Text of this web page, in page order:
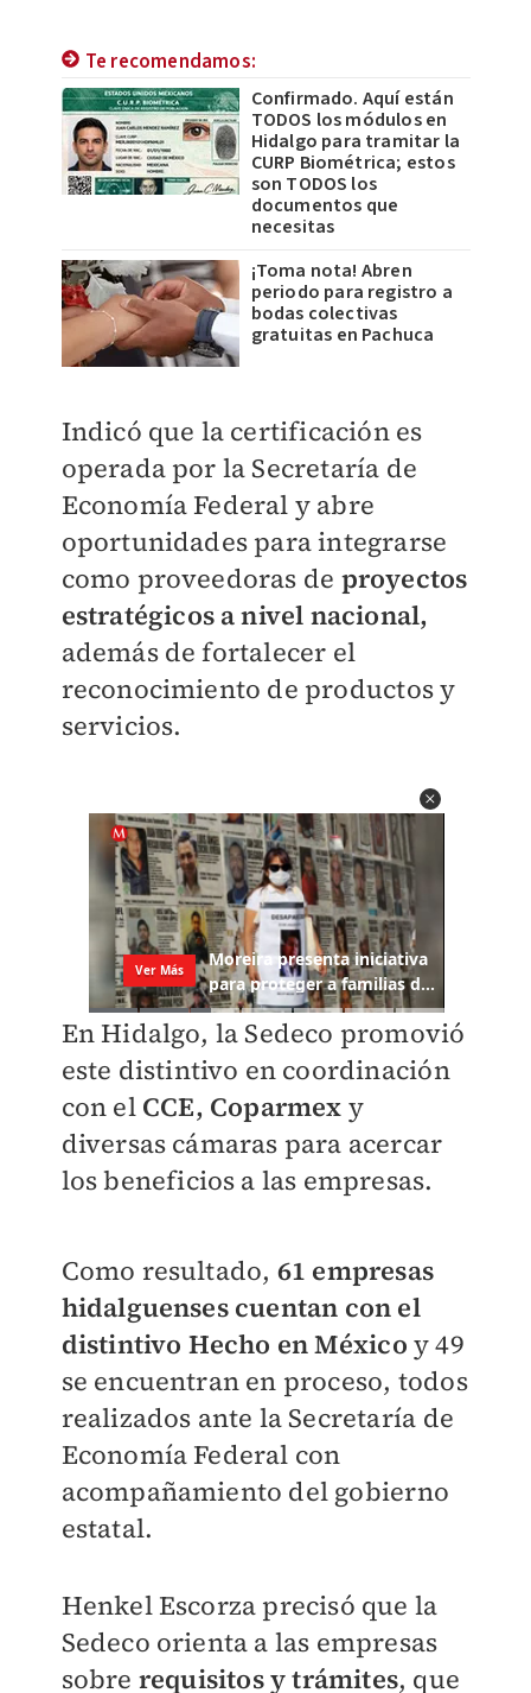
Te recomendamos:
Confirmado. Aquí están
TODOS los módulos en
Hidalgo para tramitar la
CURP Biométrica; estos
son TODOS los
documentos que
necesitas
¡Toma nota! Abren
periodo para registro a
bodas colectivas
gratuitas en Pachuca
Indicó que la certificación es
operada por la Secretaría de
Economía Federal y abre
oportunidades para integrarse
como proveedoras de proyectos
estratégicos a nivel nacional,
además de fortalecer el
reconocimiento de productos y
servicios.
En Hidalgo, la Sedeco promovió
este distintivo en coordinación
con el CCE, Coparmex y
diversas cámaras para acercar
los beneficios a las empresas.
Como resultado, 61 empresas
hidalguenses cuentan con el
distintivo Hecho en México y 49
se encuentran en proceso, todos
realizados ante la Secretaría de
Economía Federal con
acompañamiento del gobierno
estatal.
Henkel Escorza precisó que la
Sedeco orienta a las empresas
sobre requisitos y trámites, que